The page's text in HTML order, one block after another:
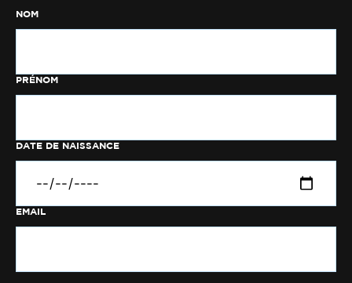
NOM
PRÉNOM
DATE DE NAISSANCE
EMAIL